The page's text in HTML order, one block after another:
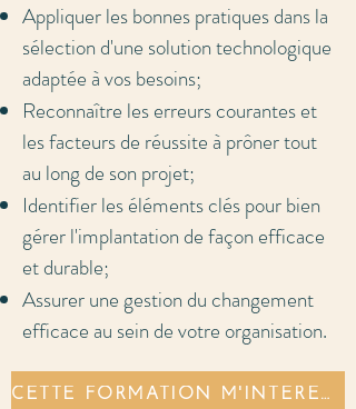
Appliquer les bonnes pratiques dans la
sélection d'une solution technologique
adaptée à vos besoins;
Reconnaître les erreurs courantes et
les facteurs de réussite à prôner tout
au long de son projet;
Identifier les éléments clés pour bien
gérer l'implantation de façon efficace
et durable;
Assurer une gestion du changement
efficace au sein de votre organisation.
CETTE FORMATION M'INTÉRESSE